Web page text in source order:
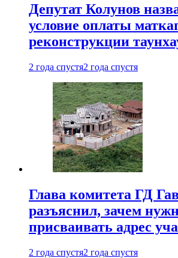
Депутат Колунов
условие оплаты
реконструкции
2 года спустя2 года спустя
Глава комитета ГД
разъяснил, зачем
присваивать адрес
2 года спустя2 года спустя